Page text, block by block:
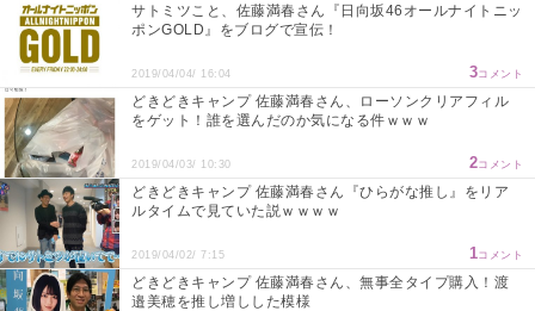
サトミツこと、佐藤満春さん『日向坂46オールナイトニッ
ポンGOLD』をブログで宣伝！
2019/04/04/ 16:04 3コメント
どきどきキャンプ 佐藤満春さん、ローソンクリアフィル
をゲット！誰を選んだのか気になる件ｗｗｗ
2019/04/03/ 10:30 2コメント
どきどきキャンプ 佐藤満春さん『ひらがな推し』をリア
ルタイムで見ていた説ｗｗｗｗ
2019/04/02/ 7:15 1コメント
どきどきキャンプ 佐藤満春さん、無事全タイプ購入！渡
邉美穂を推し増しした模様